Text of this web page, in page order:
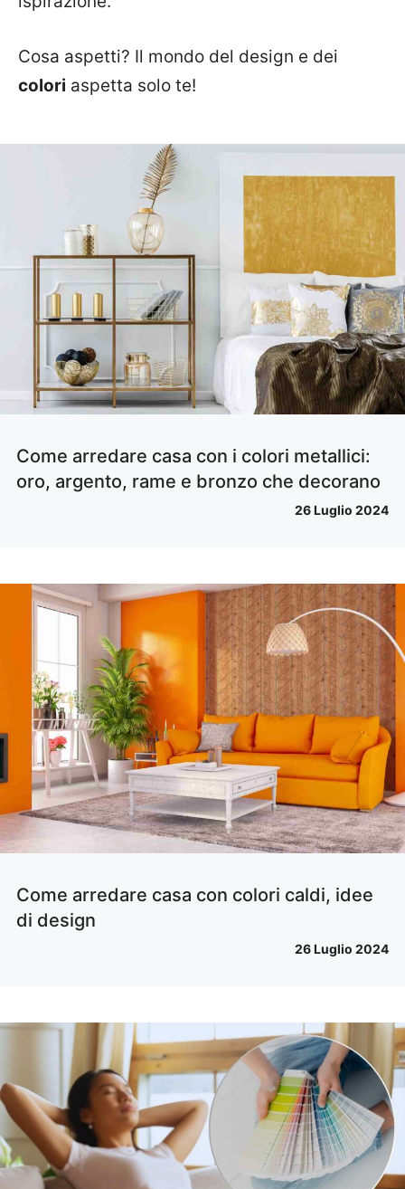
Cosa aspetti? Il mondo del design e dei
colori aspetta solo te!
Come arredare casa con i colori metallici:
oro, argento, rame e bronzo che decorano
26 Luglio 2024
Come arredare casa con colori caldi, idee
di design
26 Luglio 2024